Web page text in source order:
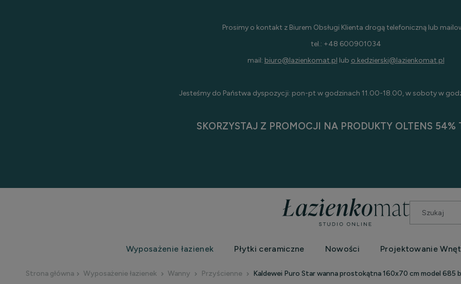
Prosimy o kontakt z Biurem Obsługi Klienta drogą telefoniczną lub
tel.: +48 600901034
mail: biuro@lazienkomat.pl lub o.kedzierski@lazienkomat.pl
Jesteśmy do Państwa dyspozycji: pon-pt w godzinach 11.00-18.00, w soboty w
SKORZYSTAJ Z PROMOCJI NA PRODUKTY OLTENS 54%
Wyposażenie łazienek Płytki ceramiczne Nowości Projektowanie
Strona główna Wyposażenie łazienek Wanny Przyścienne Kaldewei Puro Star wanna prostokątna 160x70 cm model 685